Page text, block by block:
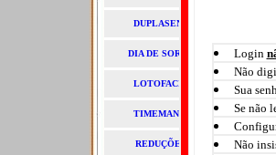
DUPLASENA
DIA DE SORTE
LOTOFACIL
TIMEMANIA
REDUÇÕES
Login
Não
Sua
Se não
Não